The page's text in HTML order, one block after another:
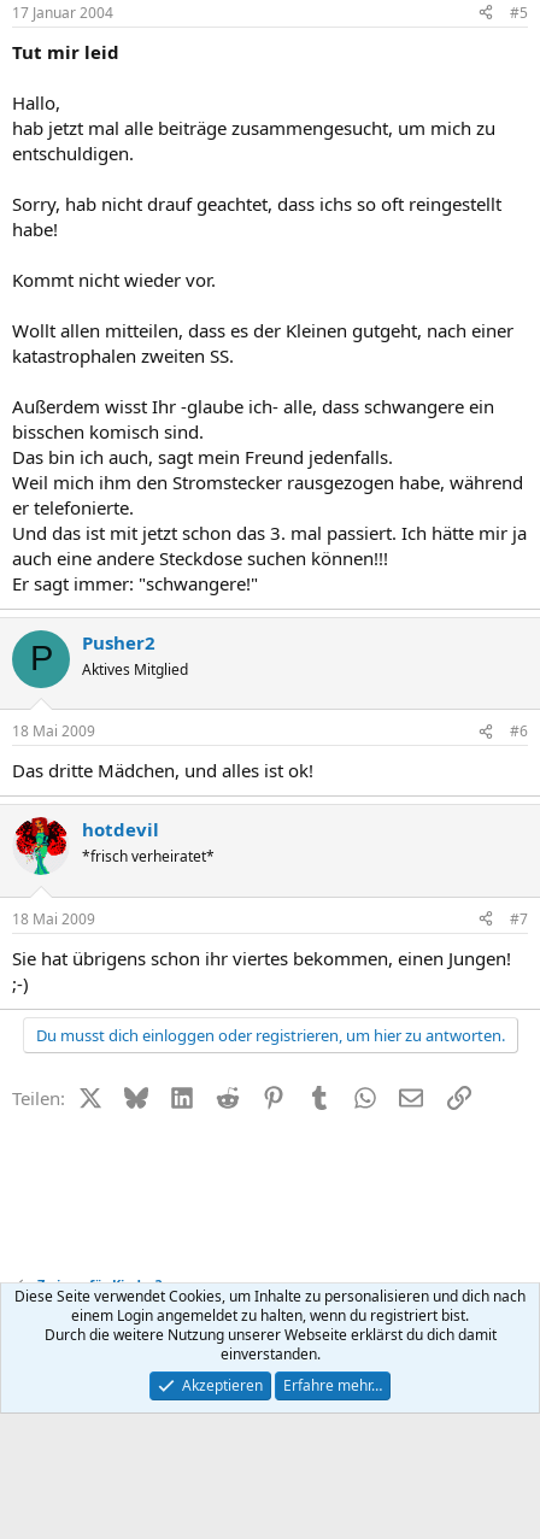
17 Januar 2004 #5
Tut mir leid
Hallo,
hab jetzt mal alle beiträge zusammengesucht, um mich zu
entschuldigen.
Sorry, hab nicht drauf geachtet, dass ichs so oft reingestellt
habe!
Kommt nicht wieder vor.
Wollt allen mitteilen, dass es der Kleinen gutgeht, nach einer
katastrophalen zweiten SS.
Außerdem wisst Ihr -glaube ich- alle, dass schwangere ein
bisschen komisch sind.
Das bin ich auch, sagt mein Freund jedenfalls.
Weil mich ihm den Stromstecker rausgezogen habe, während
er telefonierte.
Und das ist mit jetzt schon das 3. mal passiert. Ich hätte mir ja
auch eine andere Steckdose suchen können!!!
Er sagt immer: "schwangere!"
P Pusher2
Aktives Mitglied
18 Mai 2009 #6
Das dritte Mädchen, und alles ist ok!
hotdevil
*frisch verheiratet*
18 Mai 2009 #7
Sie hat übrigens schon ihr viertes bekommen, einen Jungen!
;-)
Du musst dich einloggen oder registrieren, um hier zu antworten.
Teilen: X (Twitter)
BlueskyLinkedIn
Reddit PinterestTumblr WhatsApp
E-MailLink
Zu jung für Kinder?
Kontakt Nutzungsbedingungen Datenschutz Hilfe
R
Community platform by XenForo ® © 2010-2026 XenForo Ltd.
Diese Seite verwendet Cookies, um Inhalte zu personalisieren und dich nach
einem Login angemeldet zu halten, wenn du registriert bist.
Durch die weitere Nutzung unserer Webseite erklärst du dich damit
einverstanden.
Akzeptieren
Erfahre mehr…